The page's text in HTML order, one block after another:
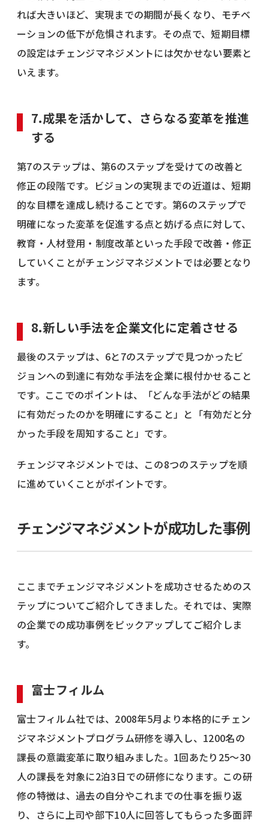
れば大きいほど、実現までの期間が長くなり、モチベ
ーションの低下が危惧されます。その点で、短期目標
の設定はチェンジマネジメントには欠かせない要素と
いえます。
7.成果を活かして、さらなる変革を推進
する
第7のステップは、第6のステップを受けての改善と
修正の段階です。ビジョンの実現までの近道は、短期
的な目標を達成し続けることです。第6のステップで
明確になった変革を促進する点と妨げる点に対して、
教育・人材登用・制度改革といった手段で改善・修正
していくことがチェンジマネジメントでは必要となり
ます。
8.新しい手法を企業文化に定着させる
最後のステップは、6と7のステップで見つかったビ
ジョンへの到達に有効な手法を企業に根付かせること
です。ここでのポイントは、「どんな手法がどの結果
に有効だったのかを明確にすること」と「有効だと分
かった手段を周知すること」です。
チェンジマネジメントでは、この8つのステップを順
に進めていくことがポイントです。
チェンジマネジメントが成功した事例
ここまでチェンジマネジメントを成功させるためのス
テップについてご紹介してきました。それでは、実際
の企業での成功事例をピックアップしてご紹介しま
す。
富士フィルム
富士フィルム社では、2008年5月より本格的にチェン
ジマネジメントプログラム研修を導入し、1200名の
課長の意識変革に取り組みました。1回あたり25～30
人の課長を対象に2泊3日での研修になります。この研
修の特徴は、過去の自分やこれまでの仕事を振り返
り、さらに上司や部下10人に回答してもらった多面評